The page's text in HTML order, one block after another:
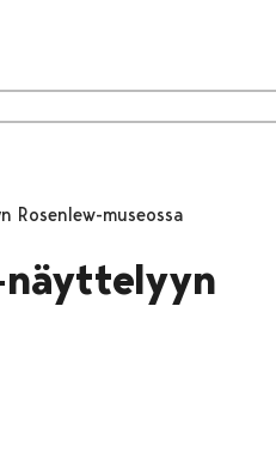
Rosenlew-museossa